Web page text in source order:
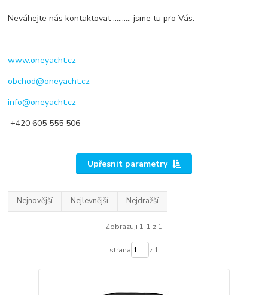
Neváhejte nás kontaktovat .......... jsme tu pro Vás.
www.oneyacht.cz
obchod@oneyacht.cz
info@oneyacht.cz
+420 605 555 506
Upřesnit parametry
Nejnovější Nejlevnější Nejdražší
Zobrazuji 1-1 z 1
strana z 1